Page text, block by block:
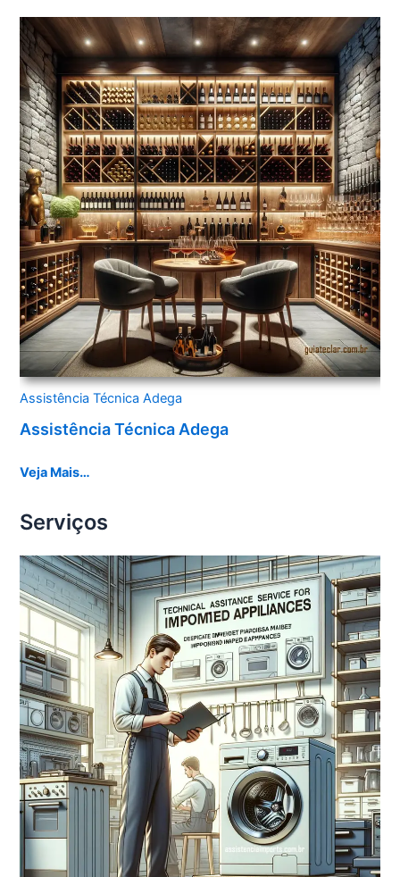
Assistência Técnica Adega
Assistência Técnica Adega
Veja Mais…
Serviços